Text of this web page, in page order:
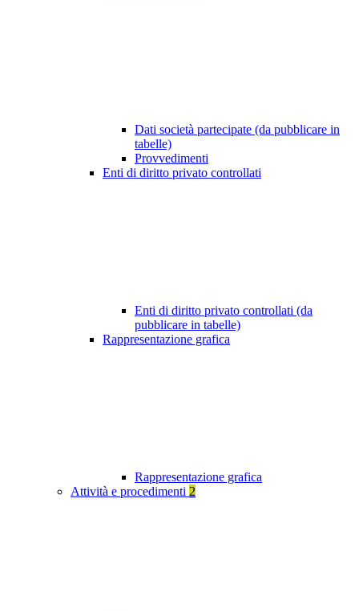
Dati società partecipate (da pubblicare in
tabelle)
Provvedimenti
Enti di diritto privato controllati
Enti di diritto privato controllati (da
pubblicare in tabelle)
Rappresentazione grafica
Rappresentazione grafica
Attività e procedimenti 2